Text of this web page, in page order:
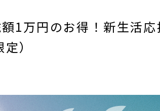
1万円のお得！新生活
）